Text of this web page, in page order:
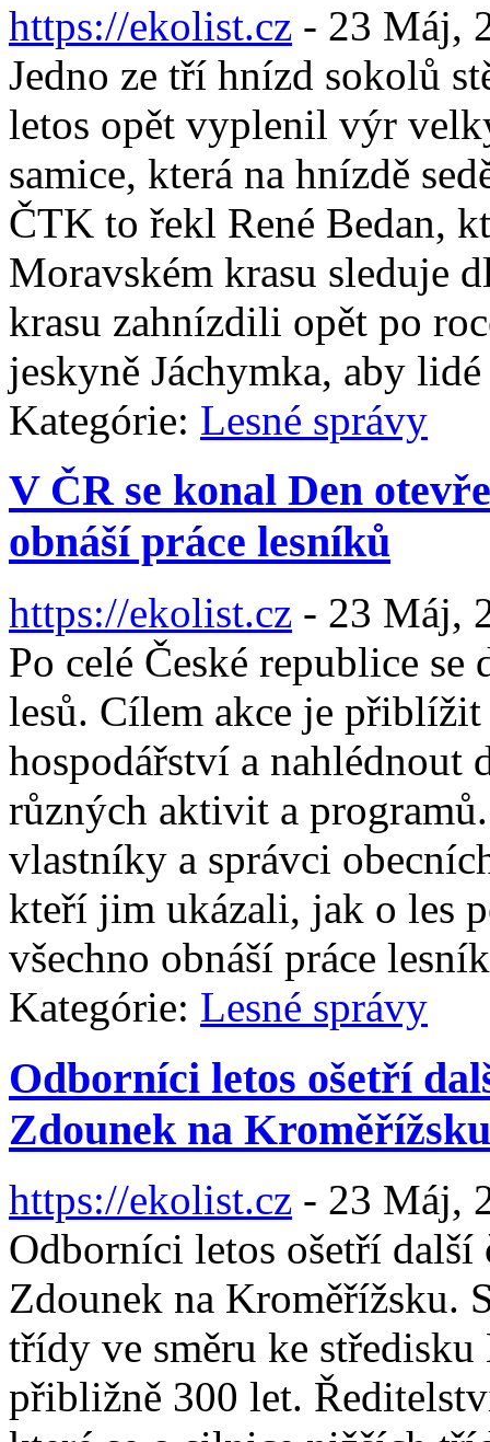
https://ekolist.cz - 23 Máj,
Jedno ze tří hnízd sokolů
letos opět vyplenil výr
samice, která na hnízdě
ČTK to řekl René Bedan,
Moravském krasu sleduje
krasu zahnízdili opět po
jeskyně Jáchymka, aby
Kategórie: Lesné správy
V ČR se konal Den
obnáší práce lesníků
https://ekolist.cz - 23 Máj,
Po celé České republice
lesů. Cílem akce je
hospodářství a nahlédnout
různých aktivit a
vlastníky a správci
kteří jim ukázali, jak o les
všechno obnáší práce
Kategórie: Lesné správy
Odborníci letos ošetří
Zdounek na Kroměřížsku
https://ekolist.cz - 23 Máj,
Odborníci letos ošetří další
Zdounek na Kroměřížsku.
třídy ve směru ke
přibližně 300 let.